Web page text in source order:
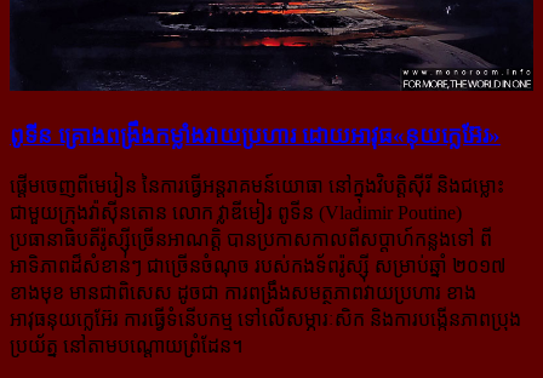
ពូទីន គ្រោង​ពង្រឹង​កម្លាំង​វាយ​ប្រហារ ដោយ​អាវុធ​«នុយក្លេអ៊ែរ»
ផ្ដើមចេញពីមេរៀន នៃការធ្វើអន្តរាគមន៍យោធា នៅក្នុងវិបត្តិស៊ីរី និងជម្លោះ
ជាមួយក្រុង​វ៉ាស៊ីនតោន លោក វ្លាឌីមៀរ ពូទីន (Vladimir Poutine)
ប្រធានាធិបតីរ៉ូស្ស៊ី​ច្រើនអាណត្តិ បានប្រកាសកាល​ពី​សប្ដាហ៍​កន្លង​ទៅ ពី​
អាទិភាព​​ដ៏​សំខាន់ៗ ជាច្រើនចំណុច របស់កងទ័ពរ៉ូស្ស៊ី សម្រាប់ឆ្នាំ ២០១៧​
ខាង​មុខ មាន​ជា​ពិសេស ដូច​ជា ការ​ពង្រឹង​​សមត្ថភាព​​វាយប្រហារ ខាង
អាវុធនុយក្លេអ៊ែរ ការធ្វើទំនើបកម្ម ទៅលើសម្ភារៈសិក និង​ការបង្កើន​ភាព​​ប្រុង​​
ប្រយ័ត្ន នៅ​​តាម​​បណ្ដោយ​​ព្រំដែន។